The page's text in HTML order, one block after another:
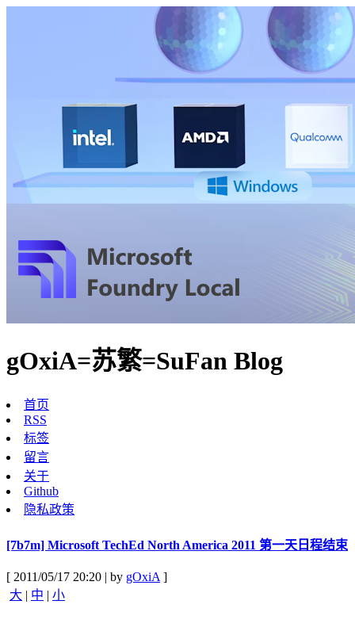
gOxiA=苏繁=SuFan Blog
首页
RSS
标签
留言
关于
Github
隐私政策
[7b7m] Microsoft TechEd North America 2011 第一天日程结束
[ 2011/05/17 20:20 | by gOxiA]
大 | 中 | 小